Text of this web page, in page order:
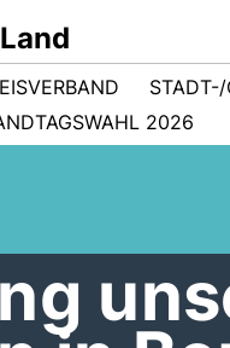
STADT-/
2026